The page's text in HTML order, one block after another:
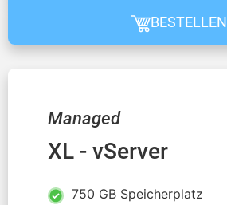
BESTELLEN
Managed
XL - vServer
750 GB Speicherplatz